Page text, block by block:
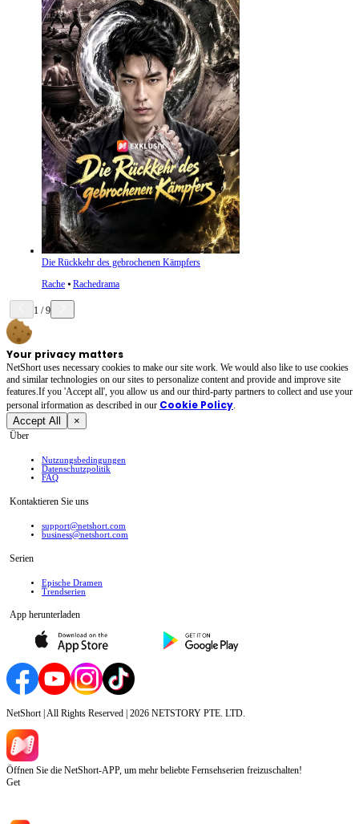
Die Rückkehr des gebrochenen Kämpfers
Rache ⦁ Rachedrama
1 /9
Your privacy matters
NetShort uses necessary cookies to make our site work. We would also like to use cookies
and similar technologies on our sites to personalize content and provide and improve site
features.If you 'Accept all', you allow us and our third-party partners to collect and use your
personal irformation as described in our Cookie Policy.
Accept All ×
Über
Nutzungsbedingungen
Datenschutzpolitik
FAQ
Kontaktieren Sie uns
support@netshort.com
business@netshort.com
Serien
Epische Dramen
Trendserien
App herunterladen
NetShort | All Rights Reserved | 2026 NETSTORY PTE. LTD.
Öffnen Sie die NetShort-APP, um mehr beliebte Fernsehserien freizuschalten!
Get